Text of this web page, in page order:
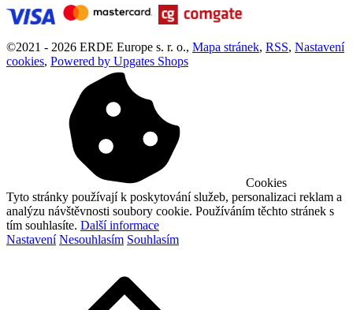
©2021 - 2026 ERDE Europe s. r. o., Mapa stránek, RSS, Nastavení
cookies, Powered by Upgates Shops
Cookies
Tyto stránky používají k poskytování služeb, personalizaci reklam a
analýzu návštěvnosti soubory cookie. Používáním těchto stránek s
tím souhlasíte. Další informace
Nastavení Nesouhlasím Souhlasím